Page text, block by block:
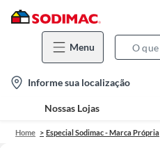
Menu
location-
icon
Informe sua localização
Nossas Lojas
Home Especial Sodimac - Marca Própria